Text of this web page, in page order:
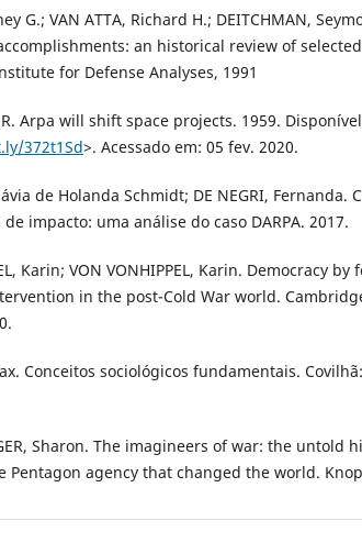
G.; VAN ATTA, Richard H.; DEITCHMAN,
an historical review of selected
for Defense Analyses, 1991
Arpa will shift space projects. 1959.
372t1Sd>. Acessado em: 05 fev. 2020.
de Holanda Schmidt; DE NEGRI, Fernanda.
impacto: uma análise do caso DARPA. 2017.
Karin; VON VONHIPPEL, Karin. Democracy by
in the post-Cold War world.
Conceitos sociológicos fundamentais.
Sharon. The imagineers of war: the untold
Pentagon agency that changed the world.